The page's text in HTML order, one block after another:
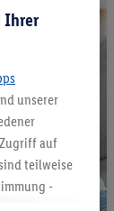
Ihrer
unserer
auf
teilweise
-